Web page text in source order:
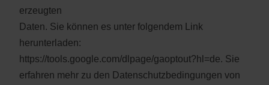
erzeugten
Daten. Sie können es unter folgendem Link
herunterladen:
https://tools.google.com/dlpage/gaoptout?hl=de. Sie
erfahren mehr zu den Datenschutzbedingungen von